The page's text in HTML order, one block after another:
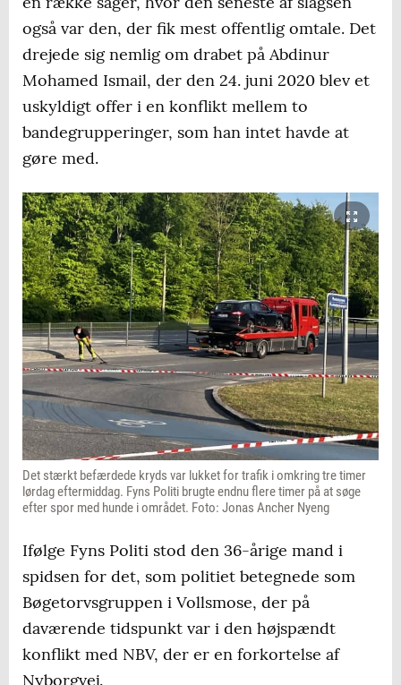
også var den, der fik mest offentlig omtale. Det
drejede sig nemlig om drabet på Abdinur
Mohamed Ismail, der den 24. juni 2020 blev et
uskyldigt offer i en konflikt mellem to
bandegrupperinger, som han intet havde at
gøre med.
Det stærkt befærdede kryds var lukket for trafik i omkring tre timer
lørdag eftermiddag. Fyns Politi brugte endnu flere timer på at søge
efter spor med hunde i området. Foto: Jonas Ancher Nyeng
Ifølge Fyns Politi stod den 36-årige mand i
spidsen for det, som politiet betegnede som
Bøgetorvsgruppen i Vollsmose, der på
daværende tidspunkt var i den højspændt
konflikt med NBV, der er en forkortelse af
Nyborgvej.